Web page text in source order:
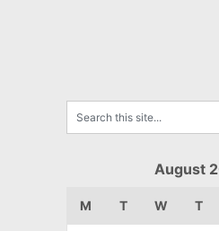
August
M T W T